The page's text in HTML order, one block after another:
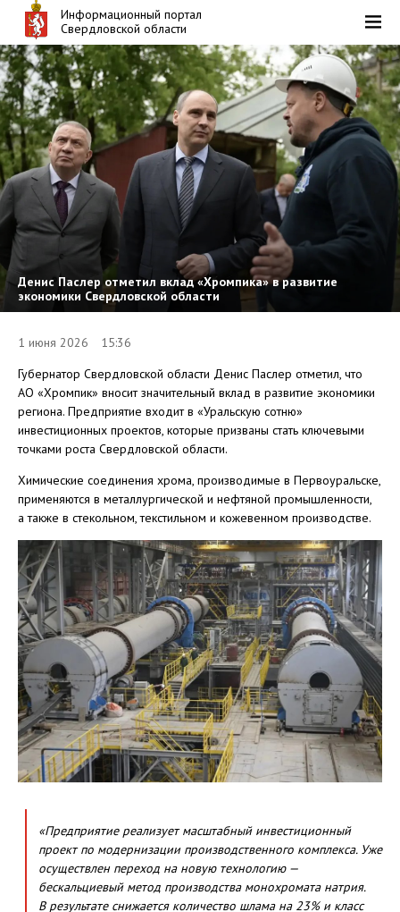
Информационный портал
Свердловской области
Денис Паслер отметил вклад «Хромпика» в развитие
экономики Свердловской области
1 июня 2026 15:36
Губернатор Свердловской области Денис Паслер отметил, что
АО «Хромпик» вносит значительный вклад в развитие экономики
региона. Предприятие входит в «Уральскую сотню»
инвестиционных проектов, которые призваны стать ключевыми
точками роста Свердловской области.
Химические соединения хрома, производимые в Первоуральске,
применяются в металлургической и нефтяной промышленности,
а также в стекольном, текстильном и кожевенном производстве.
«Предприятие реализует масштабный инвестиционный
проект по модернизации производственного комплекса. Уже
осуществлен переход на новую технологию —
бескальциевый метод производства монохромата натрия.
В результате снижается количество шлама на 23% и класс